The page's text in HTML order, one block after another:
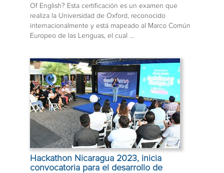
Of English? Esta certificación es un examen que
realiza la Universidad de Oxford, reconocido
internacionalmente y está mapeado al Marco Común
Europeo de las Lenguas, el cual ...
Hackathon Nicaragua 2023, inicia
convocatoria para el desarrollo de